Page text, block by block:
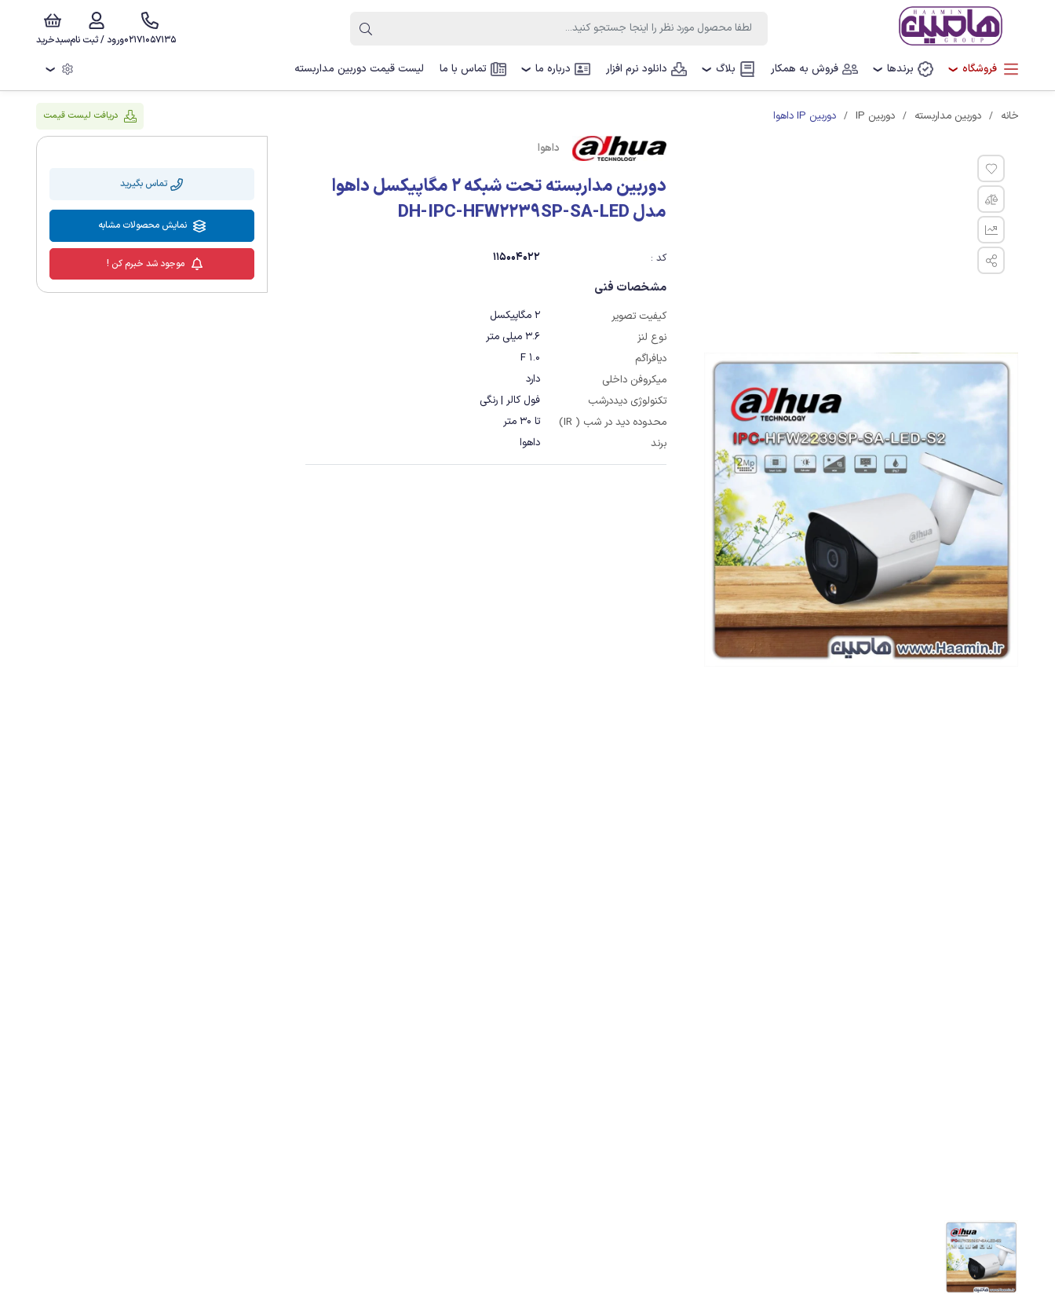
سبدخریدورود / ثبت نام02171057135
فروشگاه ❯ برندها ❯ فروش به همکار بلاگ ❯ دانلود نرم افزار درباره ما ❯ تماس با ما لیست قیمت دوربین مداربسته ❯
خانه دوربین مداربسته دوربین IP دوربین IP داهوا دریافت لیست قیمت
داهوا
دوربین مداربسته تحت شبکه 2 مگاپیکسل داهوا
مدل DH-IPC-HFW2239SP-SA-LED
کد : 115004022
مشخصات فنی
کیفیت تصویر
2 مگاپیکسل
نوع لنز
3.6 میلی متر
دیافراگم
F 1.0
میکروفن داخلی
دارد
تکنولوژی دیددرشب
فول کالر | رنگی
محدوده دید در شب ( IR)
تا 30 متر
برند
داهوا
تماس بگیرید
نمایش محصولات مشابه
موجود شد خبرم کن !